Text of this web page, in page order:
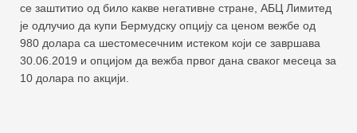
се заштитио од било какве негативне стране, АБЦ Лимитед
је одлучио да купи Бермудску опцију са ценом вежбе од
980 долара са шестомесечним истеком који се завршава
30.06.2019 и опцијом да вежба првог дана сваког месеца за
10 долара по акцији.